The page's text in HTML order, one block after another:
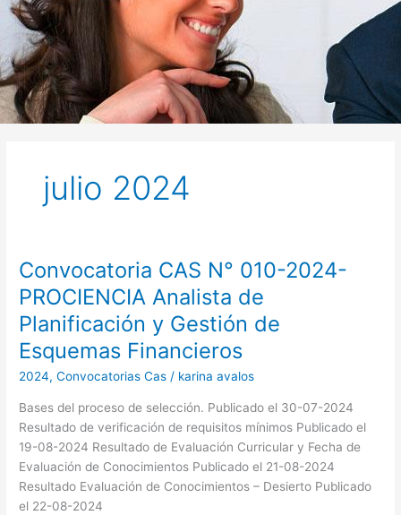
julio 2024
Convocatoria CAS N° 010-2024-
PROCIENCIA Analista de
Planificación y Gestión de
Esquemas Financieros
2024,Convocatorias Cas / karina avalos
Bases del proceso de selección. Publicado el 30-07-2024
Resultado de verificación de requisitos mínimos Publicado el
19-08-2024 Resultado de Evaluación Curricular y Fecha de
Evaluación de Conocimientos Publicado el 21-08-2024
Resultado Evaluación de Conocimientos – Desierto Publicado
el 22-08-2024
Convocatoria
CAS
N°
010-
2024-
PROCIENCIA
Analista
de
Planificación
y
Gestión
de
Esquemas